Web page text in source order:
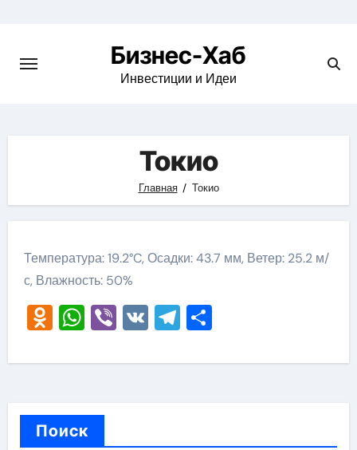
content
Бизнес-Хаб
Инвестиции и Идеи
Токио
Главная Токио
Температура: 19.2°C, Осадки: 43.7 мм, Ветер: 25.2 м/
с, Влажность: 50%
Odnoklassniki
WhatsApp
Viber
VKTelegram
Отправить
Поиск